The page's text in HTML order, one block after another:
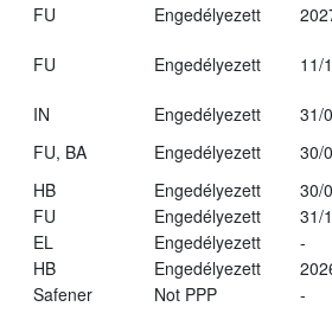
FU Engedélyezett
FU Engedélyezett 11/
IN Engedélyezett
31/
FU, BA Engedélyezett
30/
HB Engedélyezett
30/
FU Engedélyezett
31/
EL Engedélyezett
-
HB Engedélyezett
Safener Not PPP
-